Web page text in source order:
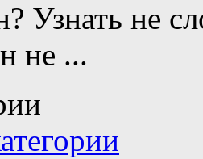
Узнать не
не ...